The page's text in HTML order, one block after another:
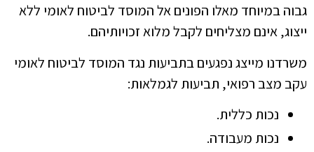
גבוה במיוחד מאלו הפונים אל המוסד לביטוח לאומי ללא
ייצוג, אינם מצליחים לקבל מלוא זכויותיהם.
משרדנו מייצג נפגעים בתביעות נגד המוסד לביטוח לאומי
עקב מצב רפואי, תביעות לגמלאות:
נכות כללית.
נכות מעבודה.